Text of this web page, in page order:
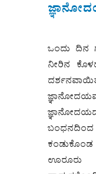
ಒಂದು ದಿನ
ನೀರಿನ
ಕಂಡುಕೊಂಡ
ಊರೂರು